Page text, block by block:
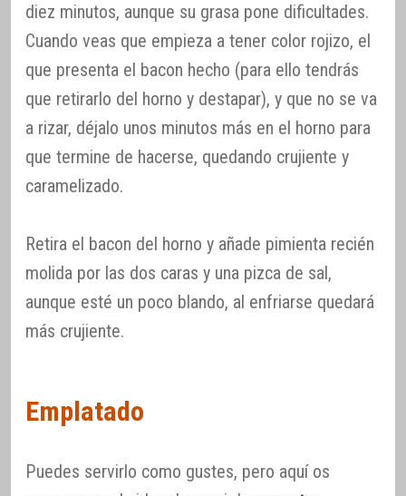
diez minutos, aunque su grasa pone dificultades.
Cuando veas que empieza a tener color rojizo, el
que presenta el bacon hecho (para ello tendrás
que retirarlo del horno y destapar), y que no se va
a rizar, déjalo unos minutos más en el horno para
que termine de hacerse, quedando crujiente y
caramelizado.
Retira el bacon del horno y añade pimienta recién
molida por las dos caras y una pizca de sal,
aunque esté un poco blando, al enfriarse quedará
más crujiente.
Emplatado
Puedes servirlo como gustes, pero aquí os